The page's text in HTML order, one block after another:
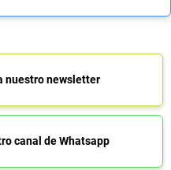
nuestro newsletter
canal de Whatsapp